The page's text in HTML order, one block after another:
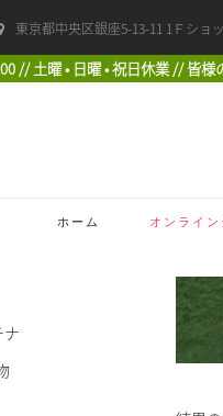
東京都中央区銀座5-13-11 1Ｆショ
// 土曜 • 日曜 • 祝日休業 // 皆
ホーム オンライ
ナ